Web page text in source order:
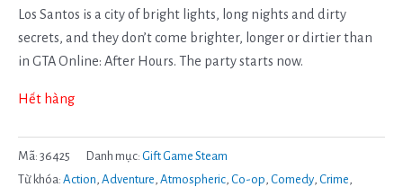
Los Santos is a city of bright lights, long nights and dirty
secrets, and they don’t come brighter, longer or dirtier than
in GTA Online: After Hours. The party starts now.
Hết hàng
Mã: 36425 Danh mục: Gift Game Steam
Từ khóa: Action Adventure Atmospheric Co-op Comedy Crime